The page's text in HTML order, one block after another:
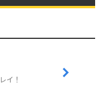
イ！